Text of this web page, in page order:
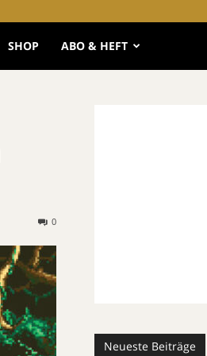
SHOP ABO & HEFT
0
Neueste Beiträge